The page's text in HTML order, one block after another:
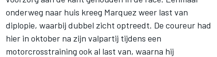
onderweg naar huis kreeg Marquez weer last van
diplopie, waarbij dubbel zicht optreedt. De coureur had
hier in oktober na zijn valpartij tijdens een
motorcrosstraining ook al last van, waarna hij